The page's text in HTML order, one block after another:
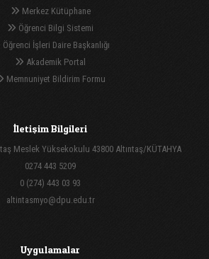
Merkez Kütüphane
Öğrenci Bilgi Sistemi
Öğrenci İşleri Daire Başkanlığı
Akademik Portal
Memnuniyet Bildirim Formu
İletişim Bilgileri
Meslek Yüksekokulu 43800 Altıntaş/KÜTAHYA
0274 443 5209
0 (274) 443 03 93
altintasmyo@dpu.edu.tr
Uygulamalar